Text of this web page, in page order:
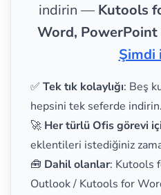
indirin — Kutools
Word, PowerPoint
Şimdi
✅ Tek tık kolaylığı: Beş
hepsini tek seferde indirin.
🚀 Her türlü Ofis görevi
eklentileri istediğiniz
🧰 Dahil olanlar: Kutools
Outlook / Kutools for